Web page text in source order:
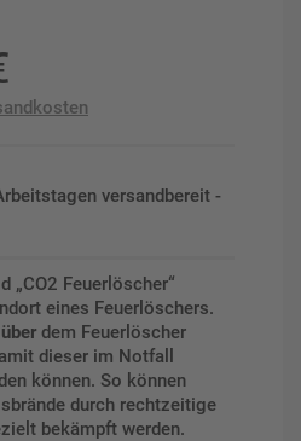
versandbereit -
„CO2 Feuerlöscher“
eines Feuerlöschers.
über dem Feuerlöscher
dieser im Notfall
können. So können
durch rechtzeitige
bekämpft werden.